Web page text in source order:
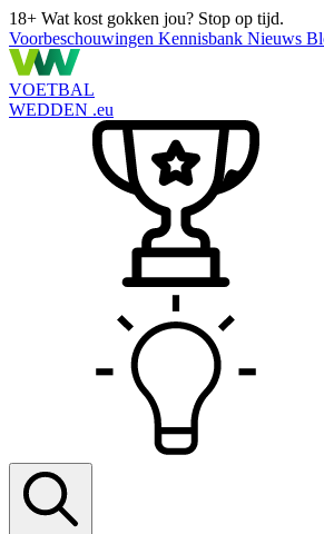
18+ Wat kost gokken jou? Stop op tijd.
Voorbeschouwingen Kennisbank Nieuws
VOETBAL
WEDDEN .eu